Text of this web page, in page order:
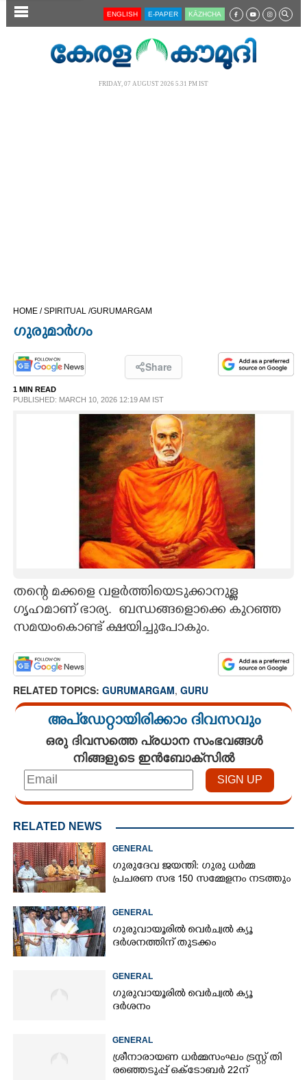
SECTIONS
OPINION
PHOTOS
ASTRO
LITERATURE
CONTACT US
ENGLISH E-PAPER KĀZHCHA
FRIDAY, 07 AUGUST 2026 5.31 PM IST
HOME /SPIRITUAL /GURUMARGAM
ഗുരുമാർഗം
Share
1 MIN READ
PUBLISHED: MARCH 10, 2026 12:19 AM IST
തന്റെ മക്കളെ വളർത്തിയെടുക്കാനുള്ള
ഗൃഹമാണ് ഭാര്യ. ‌ ബന്ധങ്ങളൊക്കെ കുറഞ്ഞ
സമയംകൊണ്ട് ക്ഷയിച്ചുപോകും.
RELATED TOPICS: GURUMARGAM, GURU
അപ്ഡേറ്റായിരിക്കാം ദിവസവും
ഒരു ദിവസത്തെ പ്രധാന സംഭവങ്ങൾ
നിങ്ങളുടെ ഇൻബോക്സിൽ
RELATED NEWS
GENERAL
ഗുരുദേവ ജയന്തി: ഗുരു ധർമ്മ
പ്രചരണ സഭ 150 സമ്മേളനം നടത്തും
GENERAL
ഗുരുവായൂരിൽ വെർച്വൽ ക്യൂ
ദർശനത്തിന് തുടക്കം
GENERAL
ഗുരുവായൂരിൽ വെർച്വൽ ക്യൂ
ദർശനം
GENERAL
ശ്രീനാരായണ ധർമ്മസംഘം ട്രസ്റ്റ് തി​
രഞ്ഞെടുപ്പ് ഒക്ടോബർ 22ന്